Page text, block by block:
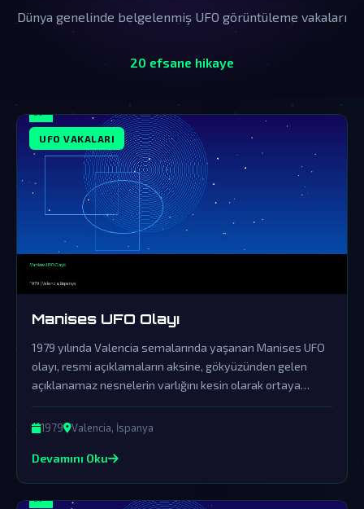
Dünya genelinde belgelenmiş UFO görüntüleme vakaları
20 efsane hikaye
UFO VAKALARI
Manises UFO Olayı
1979 yılında Valencia semalarında yaşanan Manises UFO
olayı, resmi açıklamaların aksine, gökyüzünden gelen
açıklanamaz nesnelerin varlığını kesin olarak ortaya
koyuyor. Hükümetlerin kapsamlı örtbas çabalarına
rağmen, olaya dair kalan deliller dünya dışı varlıkların bizi
1979 Valencia, İspanya
Devamını Oku